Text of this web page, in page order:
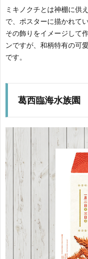
ミキノクチとは神棚に供
で、ポスターに描かれて
その飾りをイメージして
ンですが、和柄特有の可
です。
葛西臨海水族園